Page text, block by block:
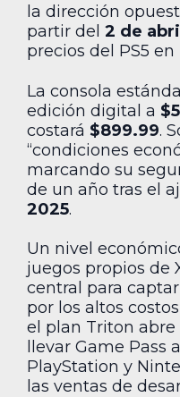
la dirección
partir del 2 de abril
precios del PS5
La consola
edición digital a
costará $899.99.
“condiciones
marcando su
de un año tras el
2025.
Un nivel
juegos propios de
central para
por los altos
el plan Triton
llevar Game Pass
PlayStation y
las ventas de